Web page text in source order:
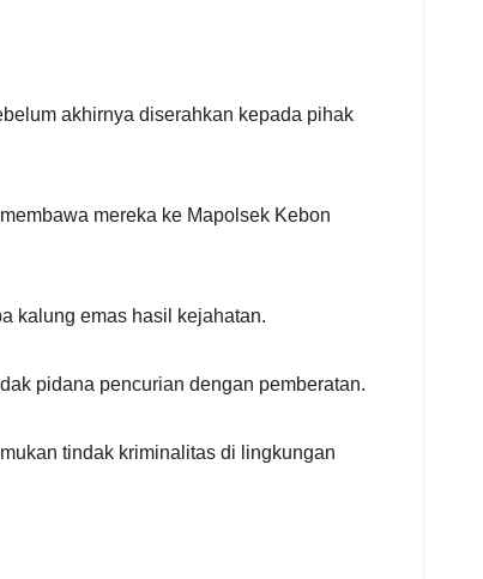
akhirnya diserahkan kepada pihak
mereka ke Mapolsek Kebon
kalung emas hasil kejahatan.
pidana pencurian dengan pemberatan.
tindak kriminalitas di lingkungan